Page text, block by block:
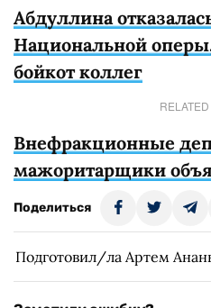
Абдуллина
Национальной
бойкот коллег
Внефракционные
мажоритарщики
Поделиться
Подготовил/ла Артем